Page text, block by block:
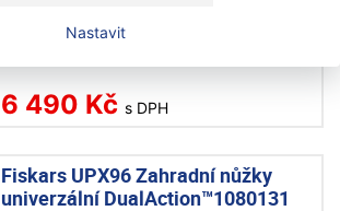
Nastavit
6 490 Kč s DPH
Fiskars UPX96 Zahradní nůžky
univerzální DualAction™1080131